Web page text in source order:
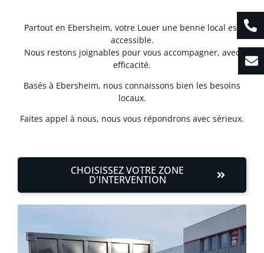
Partout en Ebersheim, votre Louer une benne local est
accessible.
Nous restons joignables pour vous accompagner, avec
efficacité.
Basés à Ebersheim, nous connaissons bien les besoins
locaux.
Faites appel à nous, nous vous répondrons avec sérieux.
CHOISISSEZ VOTRE ZONE
D'INTERVENTION